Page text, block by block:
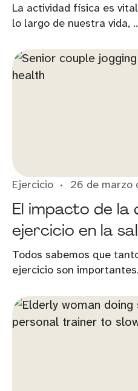
La actividad física es
lo largo de nuestra vida,
Ejercicio 26 de marzo
El impacto de la
ejercicio en la
Todos sabemos que
ejercicio son